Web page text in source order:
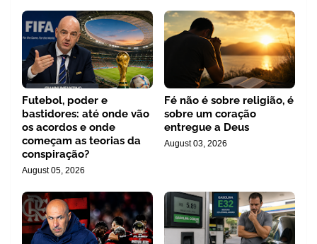
Futebol, poder e
bastidores: até onde vão
os acordos e onde
começam as teorias da
conspiração?
August 05, 2026
Fé não é sobre religião, é
sobre um coração
entregue a Deus
August 03, 2026